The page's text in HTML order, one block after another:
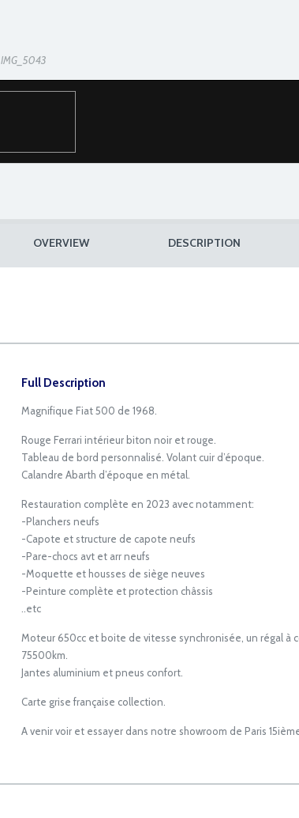
IMG_5043
IMG_5070
OVERVIEW DESCRIPTION
Full Description
Magnifique Fiat 500 de 1968.
Rouge Ferrari intérieur biton noir et rouge.
Tableau de bord personnalisé. Volant cuir d’époque.
Calandre Abarth d’époque en métal.
Restauration complète en 2023 avec notamment:
-Planchers neufs
-Capote et structure de capote neufs
-Pare-chocs avt et arr neufs
-Moquette et housses de siège neuves
-Peinture complète et protection châssis
..etc
Moteur 650cc et boite de vitesse synchronisée, un régal à
75500km.
Jantes aluminium et pneus confort.
Carte grise française collection.
A venir voir et essayer dans notre showroom de Paris